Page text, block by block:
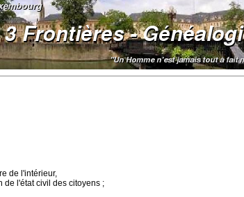
de l'intérieur,
de l'état civil des citoyens ;